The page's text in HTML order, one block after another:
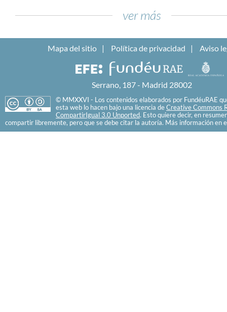
ver más
Mapa del sitio Política de privacidad Aviso
Serrano, 187 - Madrid 28002
© MMXXVI - Los contenidos elaborados por FundéuRAE
esta web lo hacen bajo una licencia de Creative Commons
CompartirIgual 3.0 Unported. Esto quiere decir, en
compartir libremente, pero que se debe citar la autoría. Más información en